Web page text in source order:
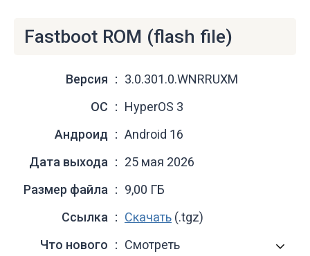
Fastboot ROM (flash file)
Версия
3.0.301.0.WNRRUXM
ОС
HyperOS 3
Андроид
Android 16
Дата выхода
25 мая 2026
Размер файла
9,00 ГБ
Ссылка
Скачать (.tgz)
Что нового
Смотреть